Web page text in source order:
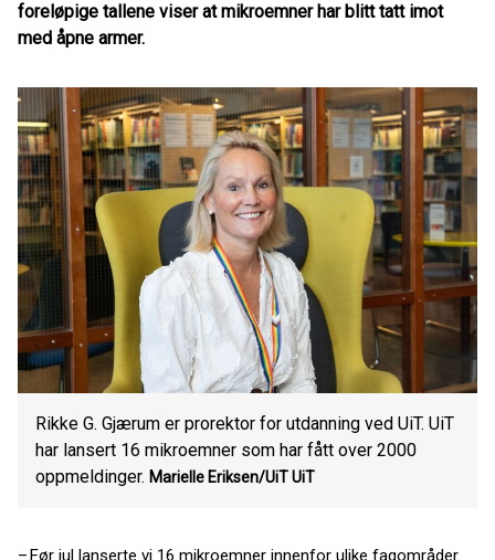
foreløpige tallene viser at mikroemner har blitt tatt imot
med åpne armer.
Rikke G. Gjærum er prorektor for utdanning ved UiT. UiT
har lansert 16 mikroemner som har fått over 2000
oppmeldinger. Marielle Eriksen/UiTUiT
– Før jul lanserte vi 16 mikroemner innenfor ulike fagområder.